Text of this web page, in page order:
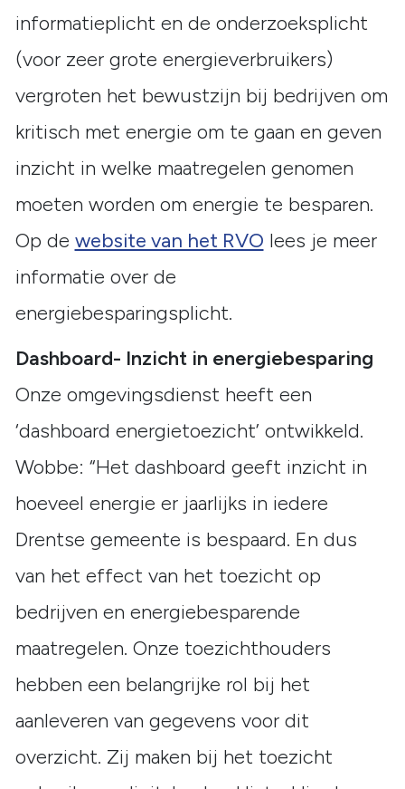
informatieplicht en de onderzoeksplicht
(voor zeer grote energieverbruikers)
vergroten het bewustzijn bij bedrijven om
kritisch met energie om te gaan en geven
inzicht in welke maatregelen genomen
moeten worden om energie te besparen.
Op de website van het RVO lees je meer
informatie over de
energiebesparingsplicht.
Dashboard- Inzicht in energiebesparing
Onze omgevingsdienst heeft een
‘dashboard energietoezicht’ ontwikkeld.
Wobbe: “Het dashboard geeft inzicht in
hoeveel energie er jaarlijks in iedere
Drentse gemeente is bespaard. En dus
van het effect van het toezicht op
bedrijven en energiebesparende
maatregelen. Onze toezichthouders
hebben een belangrijke rol bij het
aanleveren van gegevens voor dit
overzicht. Zij maken bij het toezicht